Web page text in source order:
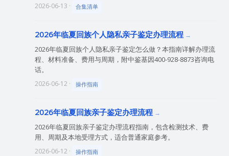
2026-06-13 · 合集清单
2026年临夏回族个人隐私亲子鉴定办理流程
2026年临夏回族个人隐私亲子鉴定怎么做？本指南详解办理流
程、材料准备、费用与周期，附中鉴基因400-928-8873咨询电
话。
2026-06-12 · 操作指南
2026年临夏回族亲子鉴定办理流程
2026年临夏回族亲子鉴定办理流程指南，包含检测技术、费
用、周期及本地受理方式，适合普通家庭参考。
2026-06-12 · 操作指南